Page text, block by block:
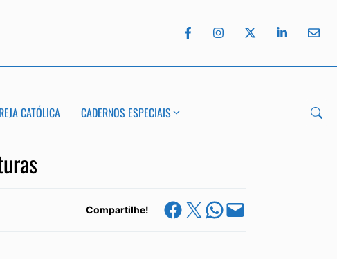
CATÓLICA CADERNOS ESPECIAIS
Compartilhe! Share on Facebook
Share on X Share on WhatsApp
Email this Page